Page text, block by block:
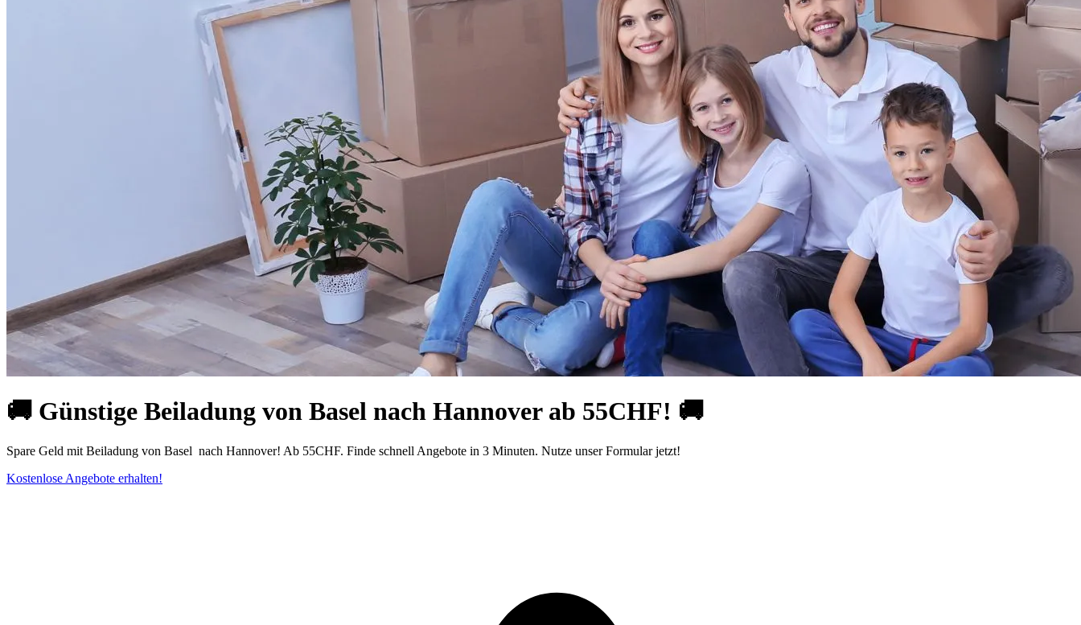
🚚 Günstige Beiladung von Basel nach Hannover ab 55CHF! 🚚
Spare Geld mit Beiladung von Basel ⁠ nach Hannover! Ab 55CHF. Finde schnell Angebote in 3 Minuten. Nutze unser Formular jetzt!
Kostenlose Angebote erhalten!